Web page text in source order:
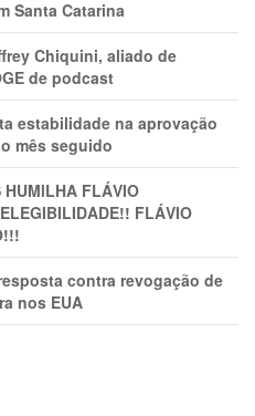
Santa Catarina
Chiquini, aliado de
de podcast
estabilidade na aprovação
mês seguido
HUMlLHA FLÁVIO
FLÁVIO
contra revogação de
nos EUA